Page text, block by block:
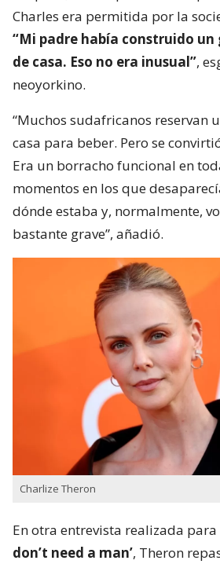
Charles era permitida por la
“Mi padre había construido
de casa. Eso no era inusual”,
neoyorkino.
“Muchos sudafricanos reservan
casa para beber. Pero se
Era un borracho funcional en
momentos en los que
dónde estaba y, normalmente,
bastante grave”, añadió.
Charlize Theron
En otra entrevista realizada
don’t need a man’, Theron